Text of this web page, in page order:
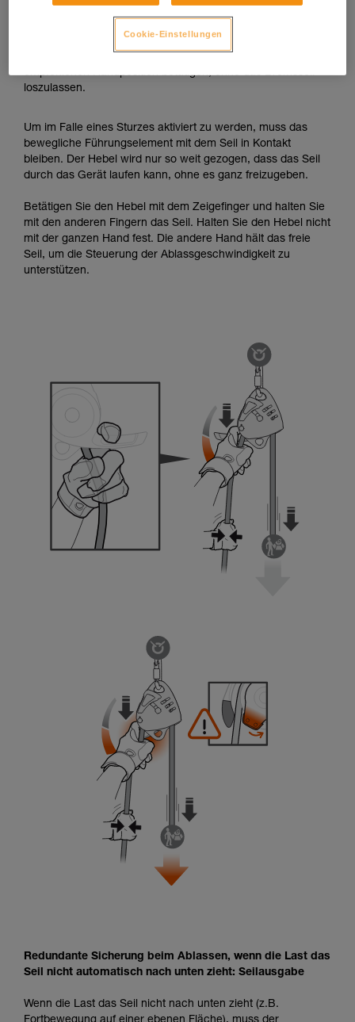
Wenn die Last das Seil nach unten zieht, muss der
Fall eines Sturzes bereit sein die Last zu blockieren. Also
empfohlenen Handposition betätigen, ohne das Bremsseil
loszulassen.
Um im Falle eines Sturzes aktiviert zu werden, muss das
bewegliche Führungselement mit dem Seil in Kontakt
bleiben. Der Hebel wird nur so weit gezogen, dass das Seil
durch das Gerät laufen kann, ohne es ganz freizugeben.
Betätigen Sie den Hebel mit dem Zeigefinger und halten Sie
mit den anderen Fingern das Seil. Halten Sie den Hebel nicht
mit der ganzen Hand fest. Die andere Hand hält das freie
Seil, um die Steuerung der Ablassgeschwindigkeit zu
unterstützen.
Redundante Sicherung beim Ablassen, wenn die Last das
Seil nicht automatisch nach unten zieht: Seilausgabe
Wenn die Last das Seil nicht nach unten zieht (z.B.
Cookie-Einstellungen